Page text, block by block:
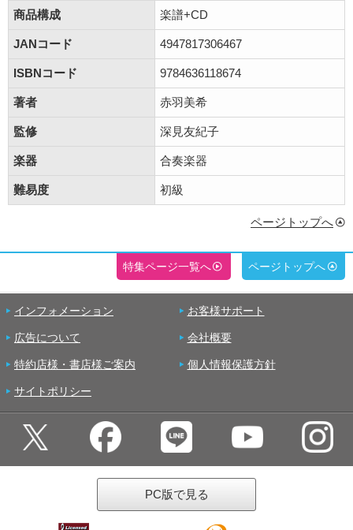
商品構成 楽譜+CD
JANコード 4947817306467
ISBNコード 9784636118674
著者 赤羽美希
監修 深見友紀子
楽器 合奏楽器
難易度 初級
ページトップへ
特集ページ一覧へ ページトップへ
インフォメーション お客様サポート
広告について 会社概要
特約店様・書店様ご案内 個人情報保護方針
サイトポリシー
PC版で見る